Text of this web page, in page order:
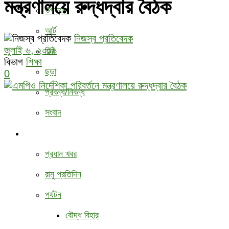
উপন্যাস
আর্ট
চিঠি
ছড়া
প্রবন্ধ/নিবন্ধ
সংবাদ
প্রধান খবর
রামু প্রতিদিন
পর্যটন
বৌদ্ধ ‍বিহার
মন্ত্রণালয়ে রুদ্ধদ্বার বৈঠক
নিজস্ব প্রতিবেদক
জুলাই ৬, ২০১৬
বিভাগ শিক্ষা
0